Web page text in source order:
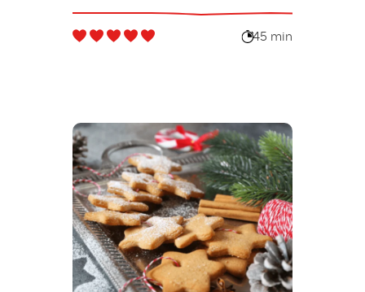
45 min